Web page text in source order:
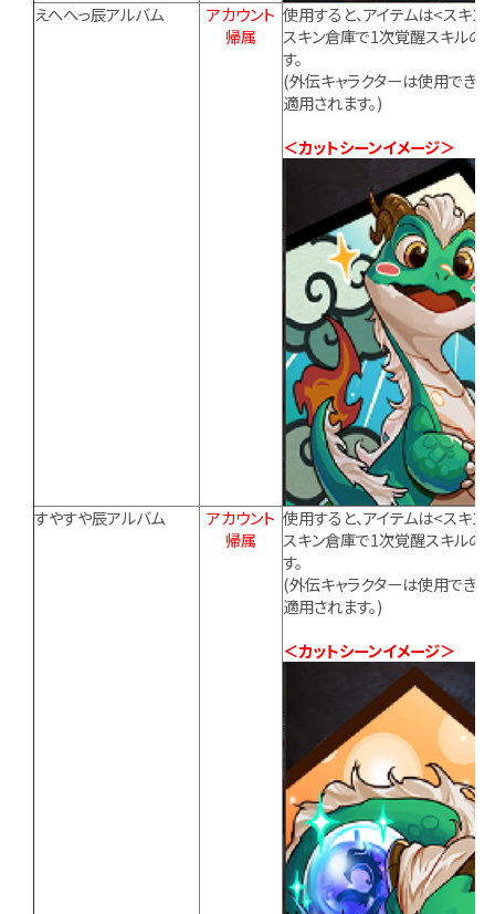
えへへっ辰アルバム
アカウント
帰属
使用すると、アイテムは<スキン
スキン倉庫で1次覚醒スキルの
す。
(外伝キャラクターは使用できま
適用されます。)
＜カットシーンイメージ＞
すやすや辰アルバム
アカウント
帰属
使用すると、アイテムは<スキン
スキン倉庫で1次覚醒スキルの
す。
(外伝キャラクターは使用できま
適用されます。)
＜カットシーンイメージ＞